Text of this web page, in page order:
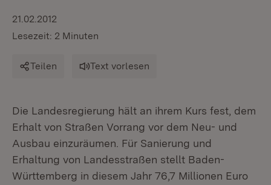
21.02.2012
Lesezeit: 2 Minuten
Teilen Text vorlesen
Die Landesregierung hält an ihrem Kurs fest, dem
Erhalt von Straßen Vorrang vor dem Neu- und
Ausbau einzuräumen. Für Sanierung und
Erhaltung von Landesstraßen stellt Baden-
Württemberg in diesem Jahr 76,7 Millionen Euro